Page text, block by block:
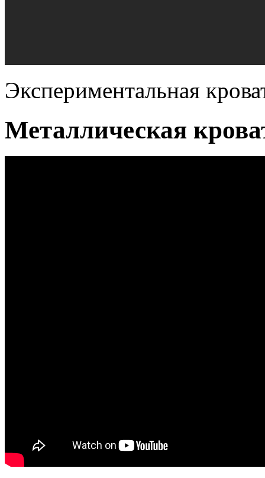
Экспериментальная
Металлическая